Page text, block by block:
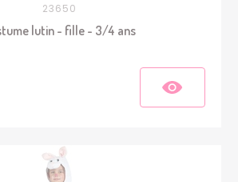
23650
lutin - fille - 3/4 ans